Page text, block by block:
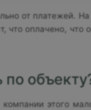
от платежей.
что оплачено, что
компании этого